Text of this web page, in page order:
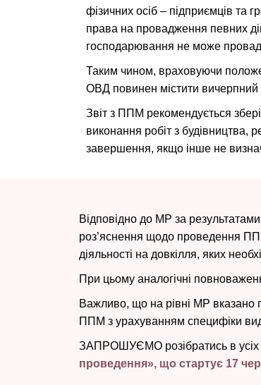
фізичних осіб – підприємців та
права на провадження певних дій
господарювання не може
Таким чином, враховуючи
ОВД повинен містити
Звіт з ППМ рекомендується
виконання робіт з будівництва,
завершення, якщо інше не
Відповідно до МР за
роз’яснення щодо проведення
діяльності на довкілля, яких
При цьому аналогічні
Важливо, що на рівні МР вказано
ППМ з урахуванням специфіки
ЗАПРОШУЄМО розібратись в
проведення», що стартує 17